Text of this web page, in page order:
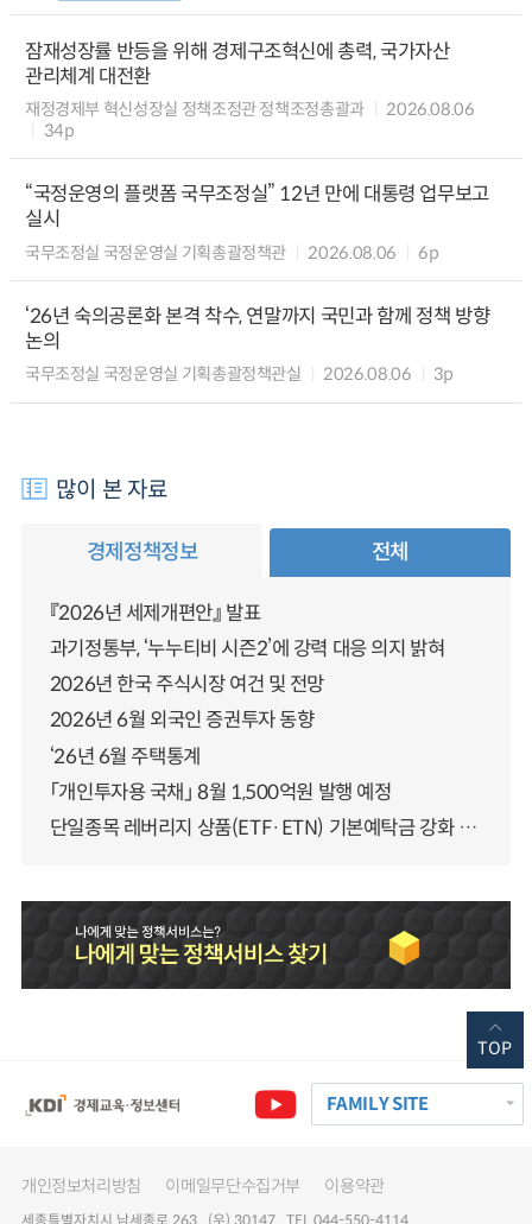
잠재성장률 반등을 위해 경제구조혁신에 총력, 국가자산
관리체계 대전환
재정경제부 혁신성장실 정책조정관 정책조정총괄과
2026.08.06
34p
“국정운영의 플랫폼 국무조정실” 12년 만에 대통령 업무보고
실시
국무조정실 국정운영실 기획총괄정책관 2026.08.06 6p
‘26년 숙의공론화 본격 착수, 연말까지 국민과 함께 정책 방향
논의
국무조정실 국정운영실 기획총괄정책관실 2026.08.06 3p
많이 본 자료
경제정책정보 전체
『2026년 세제개편안』 발표
과기정통부, ‘누누티비 시즌2’에 강력 대응 의지 밝혀
2026년 한국 주식시장 여건 및 전망
2026년 6월 외국인 증권투자 동향
‘26년 6월 주택통계
「개인투자용 국채」 8월 1,500억원 발행 예정
단일종목 레버리지 상품(ETF·ETN) 기본예탁금 강화 조기시행 방안 안내
FAMILY SITE
개인정보처리방침 이메일무단수집거부 이용약관
세종특별자치시 남세종로 263 (우) 30147 TEL 044-550-4114
TOP